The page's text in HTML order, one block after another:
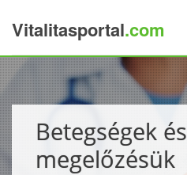
Vitalitasportal.com
Betegségek és
megelőzésük
×